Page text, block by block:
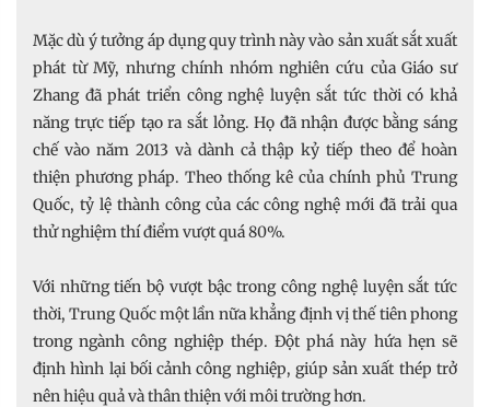
Mặc dù ý tưởng áp dụng quy trình này vào sản xuất sắt xuất
phát từ Mỹ, nhưng chính nhóm nghiên cứu của Giáo sư
Zhang đã phát triển công nghệ luyện sắt tức thời có khả
năng trực tiếp tạo ra sắt lỏng. Họ đã nhận được bằng sáng
chế vào năm 2013 và dành cả thập kỷ tiếp theo để hoàn
thiện phương pháp. Theo thống kê của chính phủ Trung
Quốc, tỷ lệ thành công của các công nghệ mới đã trải qua
thử nghiệm thí điểm vượt quá 80%.
Với những tiến bộ vượt bậc trong công nghệ luyện sắt tức
thời, Trung Quốc một lần nữa khẳng định vị thế tiên phong
trong ngành công nghiệp thép. Đột phá này hứa hẹn sẽ
định hình lại bối cảnh công nghiệp, giúp sản xuất thép trở
nên hiệu quả và thân thiện với môi trường hơn.